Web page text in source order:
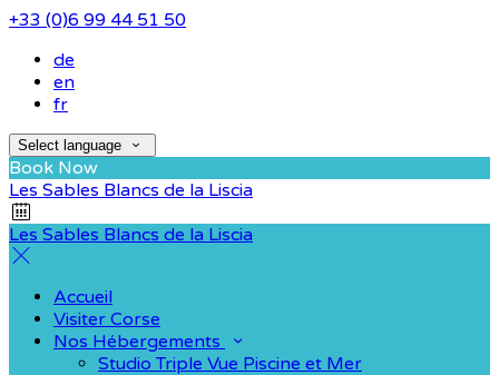
+33 (0)6 99 44 51 50
de
en
fr
Select language
Book Now
Les Sables Blancs de la Liscia
Les Sables Blancs de la Liscia
Accueil
Visiter Corse
Nos Hébergements
Studio Triple Vue Piscine et Mer